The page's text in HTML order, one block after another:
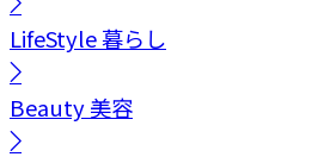
LifeStyle暮らし
Beauty美容